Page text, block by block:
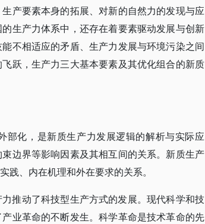
产要素本身的拓展、对新的自然力的发现与应
生产力体系中，还存在着要素驱动发展与创新
不相适应的矛盾、生产力发展与环境污染之间
跃，生产力三大基本要素及其优化组合的新质
部化，是新质生产力发展逻辑的解析与实际应
边界等影响因素及其相互间的关系。新质生产
践、内在机理和外在要求的关系。
推动了科技型生产方式的发展。现代科学和技
业革命的不断发生。科学革命是技术革命的先